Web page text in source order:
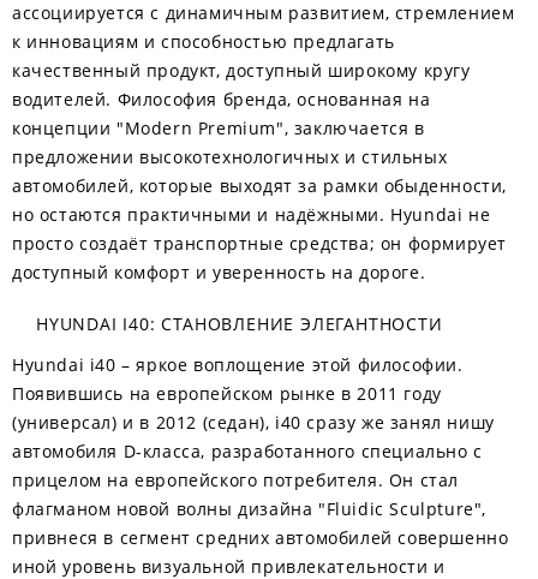
ассоциируется с динамичным развитием, стремлением
к инновациям и способностью предлагать
качественный продукт, доступный широкому кругу
водителей. Философия бренда, основанная на
концепции "Modern Premium", заключается в
предложении высокотехнологичных и стильных
автомобилей, которые выходят за рамки обыденности,
но остаются практичными и надёжными. Hyundai не
просто создаёт транспортные средства; он формирует
доступный комфорт и уверенность на дороге.
HYUNDAI I40: СТАНОВЛЕНИЕ ЭЛЕГАНТНОСТИ
Hyundai i40 – яркое воплощение этой философии.
Появившись на европейском рынке в 2011 году
(универсал) и в 2012 (седан), i40 сразу же занял нишу
автомобиля D-класса, разработанного специально с
прицелом на европейского потребителя. Он стал
флагманом новой волны дизайна "Fluidic Sculpture",
привнеся в сегмент средних автомобилей совершенно
иной уровень визуальной привлекательности и